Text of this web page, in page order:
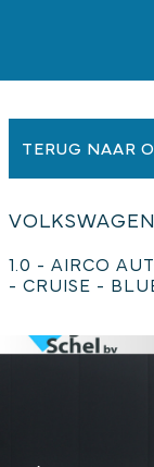
TERUG NAAR
1.0 - AIRCO
- CRUISE -